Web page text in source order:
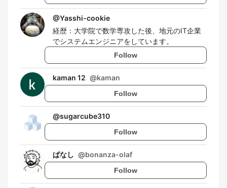
@Yasshi-cookie
経歴：大学院で数学専攻した後、地元のIT企業
でシステムエンジニアをしています。
Follow
kaman 12 @kaman
Follow
@sugarcube310
Follow
ぱなし @bonanza-olaf
Follow